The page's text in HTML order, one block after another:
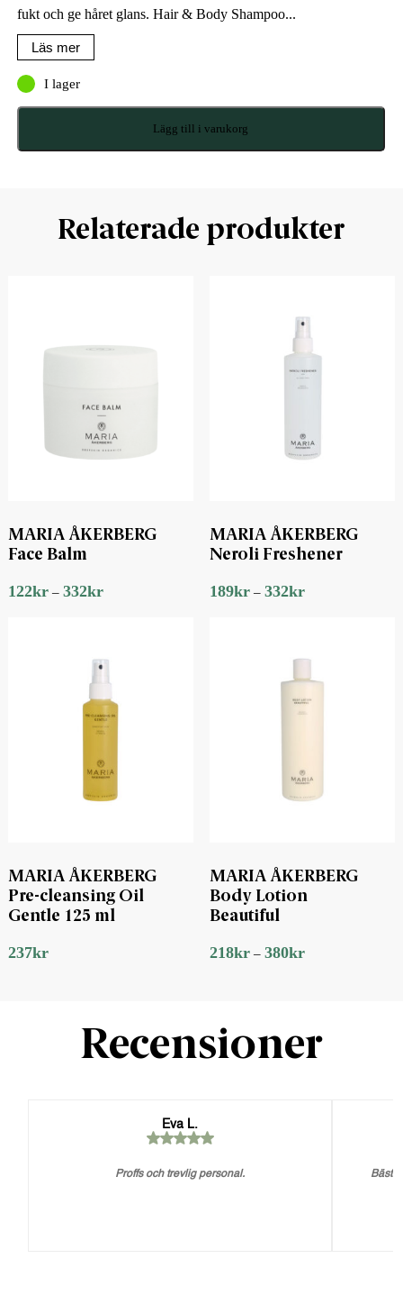
fukt och ge håret glans. Hair & Body Shampoo...
Läs mer
I lager
Lägg till i varukorg
Relaterade produkter
MARIA ÅKERBERG
Face Balm
122kr– 332kr
MARIA ÅKERBERG
Neroli Freshener
189kr– 332kr
MARIA ÅKERBERG
Pre-cleansing Oil
Gentle 125 ml
237kr
MARIA ÅKERBERG
Body Lotion
Beautiful
218kr– 380kr
Recensioner
Eva L.
Proffs och trevlig personal. Bästa